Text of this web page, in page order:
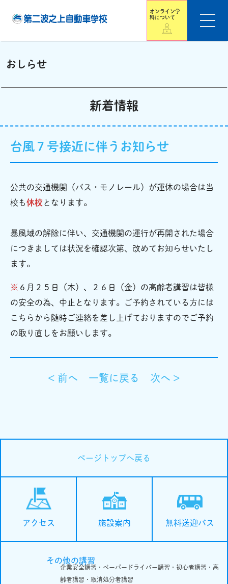
オンライン学
科について
おしらせ
新着情報
台風７号接近に伴うお知らせ
公共の交通機関（バス・モノレール）が運休の場合は当
校も休校となります。
暴風域の解除に伴い、交通機関の運行が再開された場合
につきましては状況を確認次第、改めてお知らせいたし
ます。
※ ６月２５日（木）、２６日（金）の高齢者講習は皆様
の安全の為、中止となります。ご予約されている方には
こちらから随時ご連絡を差し上げておりますのでご予約
の取り直しをお願いします。
< 前へ 一覧に戻る 次へ >
ページトップへ戻る
アクセス 施設案内 無料送迎バス
その他の講習
企業安全講習・ペーパードライバー講習・初心者講習・高
齢者講習・取消処分者講習